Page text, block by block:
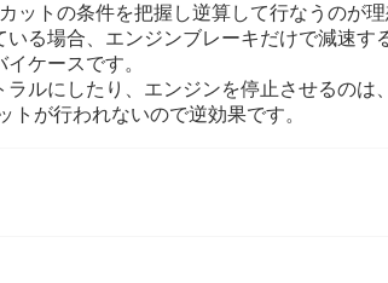
ットの条件を把握し逆算して行なうのが
る場合、エンジンブレーキだけで減速す
ケースです。
ラルにしたり、エンジンを停止させるの
トが行われないので逆効果です。